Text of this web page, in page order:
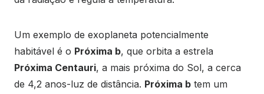
Um exemplo de exoplaneta potencialmente
habitável é o Próxima b, que orbita a estrela
Próxima Centauri, a mais próxima do Sol, a cerca
de 4,2 anos-luz de distância. Próxima b tem um